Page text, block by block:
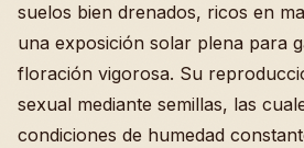
suelos bien drenados, ricos en
una exposición solar plena para
floración vigorosa. Su
sexual mediante semillas, las
condiciones de humedad